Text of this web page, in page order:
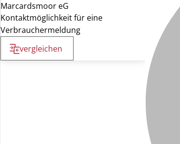
Marcardsmoor eG
Kontaktmöglichkeit für eine
Verbrauchermeldung
vergleichen